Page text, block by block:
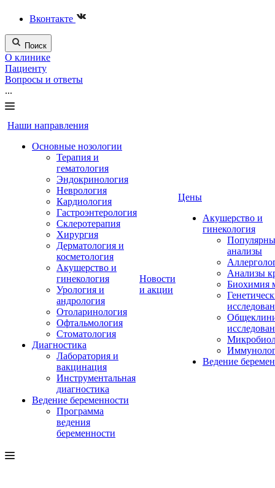
Вконтакте
Поиск
О клинике
Пациенту
Вопросы и ответы
...
Наши направления
Основные нозологии
Терапия и
гематология
Эндокринология
Неврология
Кардиология
Гастроэнтерология
Склеротерапия
Хирургия
Дерматология и
косметология
Акушерство и
гинекология
Урология и
андрология
Отоларинология
Офтальмология
Стоматология
Диагностика
Лаборатория и
вакцинация
Инструментальная
диагностика
Ведение беременности
Программа
ведения
беременности
Новости
и акции
Цены
Акушерство и
гинекология
анализы
Анализы
Биохимия
Ведение